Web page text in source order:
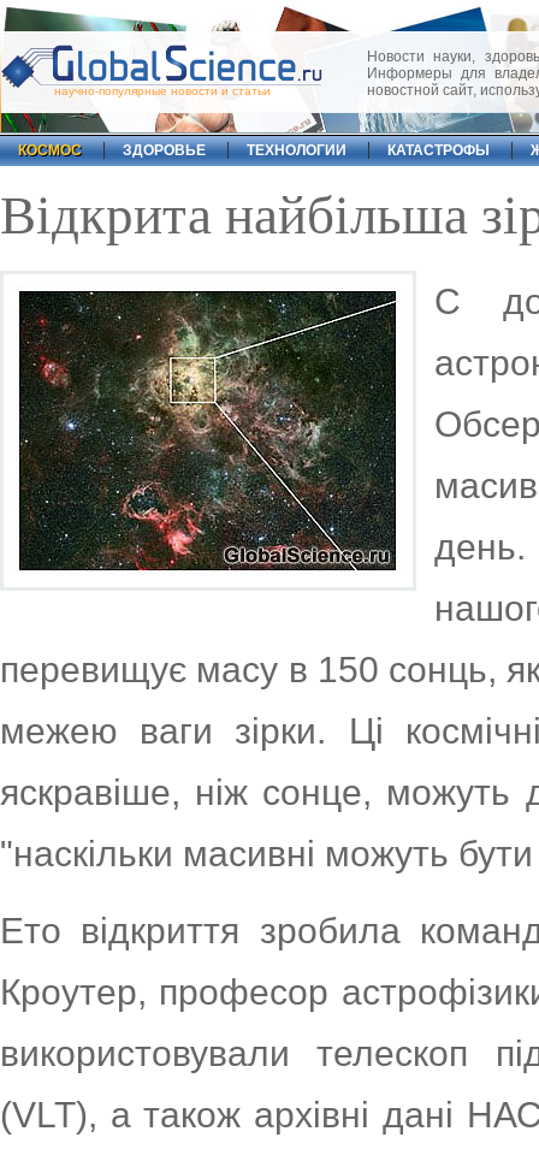
научно-популярные новости и статьи
Новости науки,
Информеры для
новостной сайт,
КОСМОС ЗДОРОВЬЕ ТЕХНОЛОГИИ КАТАСТРОФЫ
Відкрита найбільша
С
перевищує масу в 150 сонць,
межею ваги зірки. Ці
яскравіше, ніж сонце, можуть
"наскільки масивні можуть бути
Ето відкриття зробила
Кроутер, професор
використовували телескоп
(VLT), а також архівні дані